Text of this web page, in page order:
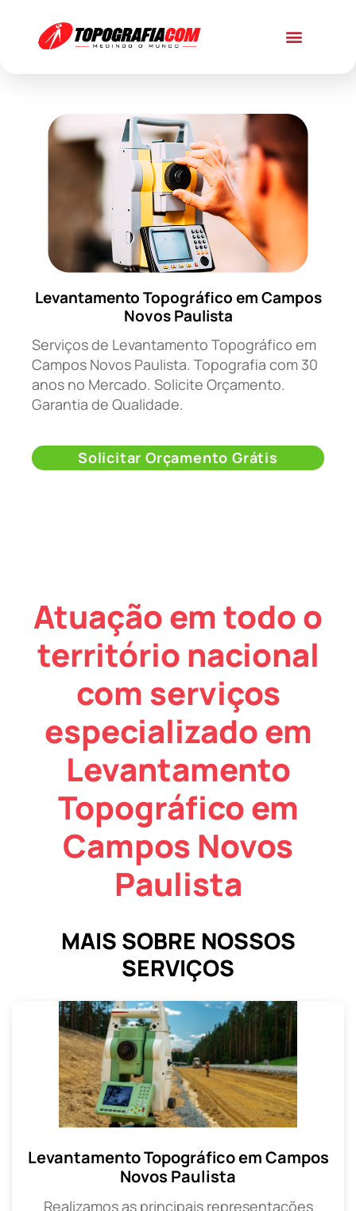
Levantamento Topográfico em Campos
Novos Paulista
Serviços de Levantamento Topográfico em
Campos Novos Paulista. Topografia com 30
anos no Mercado. Solicite Orçamento.
Garantia de Qualidade.
Solicitar Orçamento Grátis
Atuação em todo o
território nacional
com serviços
especializado em
Levantamento
Topográfico em
Campos Novos
Paulista
MAIS SOBRE NOSSOS
SERVIÇOS
Levantamento Topográfico em Campos
Novos Paulista
Realizamos as principais representações